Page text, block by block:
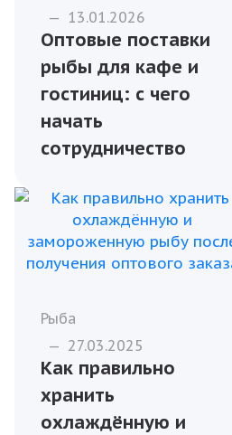
— 13.01.2026
Оптовые поставки
рыбы для кафе и
гостиниц: с чего
начать
сотрудничество
Рыба
— 27.03.2025
Как правильно
хранить
охлаждённую и